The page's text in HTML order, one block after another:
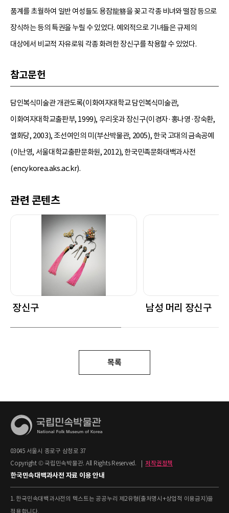
품계를 초월하여 일반 여성들도 용잠龍簪을 꽂고 각종 비녀와 떨잠 등으로
장식하는 등의 특권을 누릴 수 있었다. 예외적으로 기녀들은 규제의
대상에서 비교적 자유로워 각종 화려한 장신구를 착용할 수 있었다.
참고문헌
담인복식미술관 개관도록(이화여자대학교 담인복식미술관,
이화여자대학교출판부, 1999), 우리옷과 장신구(이경자·홍나영·장숙환,
열화당, 2003), 조선여인의 미(부산박물관, 2005), 한국 고대의 금속공예
(이난영, 서울대학교출판문화원, 2012), 한국민족문화대백과사전
(encykorea.aks.ac.kr).
관련 콘텐츠
장신구 남성 머리 장신구
목록
03045 서울시 종로구 삼청로 37
Copyright © 국립민속박물관. All Rights Reserved.
저작권정책
한국민속대백과사전 자료 이용 안내
1. 한국민속대백과사전의 텍스트는 공공누리 제2유형(출처명시+상업적 이용금지)을